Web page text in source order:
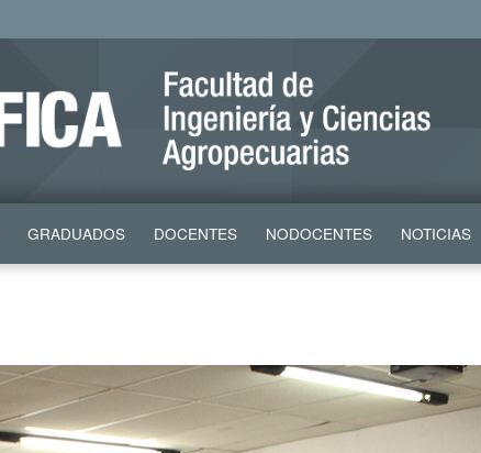
GRADUADOS DOCENTES NODOCENTES NOTICIAS